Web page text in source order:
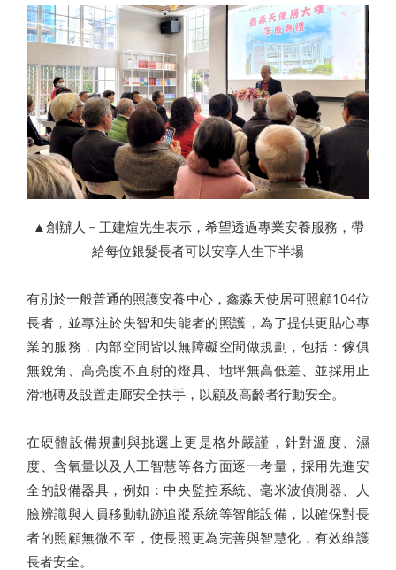
▲創辦人－王建煊先生表示，希望透過專業安養服務，帶
給每位銀髮長者可以安享人生下半場
有別於一般普通的照護安養中心，鑫淼天使居可照顧104位
長者，並專注於失智和失能者的照護，為了提供更貼心專
業的服務，內部空間皆以無障礙空間做規劃，包括：傢俱
無銳角、高亮度不直射的燈具、地坪無高低差、並採用止
滑地磚及設置走廊安全扶手，以顧及高齡者行動安全。
在硬體設備規劃與挑選上更是格外嚴謹，針對溫度、濕
度、含氧量以及人工智慧等各方面逐一考量，採用先進安
全的設備器具，例如：中央監控系統、毫米波偵測器、人
臉辨識與人員移動軌跡追蹤系統等智能設備，以確保對長
者的照顧無微不至，使長照更為完善與智慧化，有效維護
長者安全。